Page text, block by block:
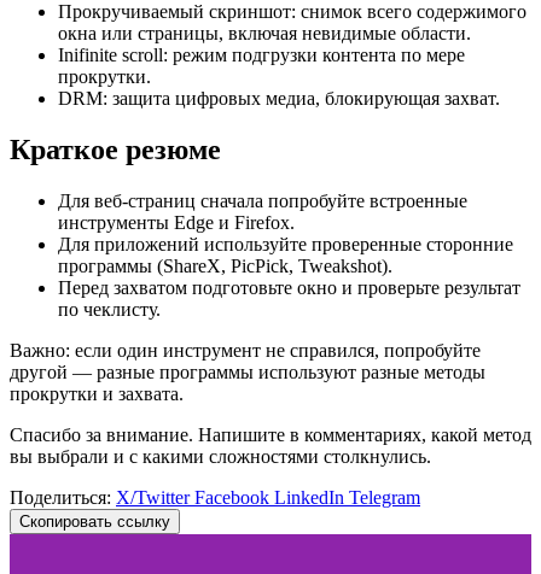
Прокручиваемый скриншот: снимок всего содержимого
окна или страницы, включая невидимые области.
Inifinite scroll: режим подгрузки контента по мере
прокрутки.
DRM: защита цифровых медиа, блокирующая захват.
Краткое резюме
Для веб-страниц сначала попробуйте встроенные
инструменты Edge и Firefox.
Для приложений используйте проверенные сторонние
программы (ShareX, PicPick, Tweakshot).
Перед захватом подготовьте окно и проверьте результат
по чеклисту.
Важно: если один инструмент не справился, попробуйте
другой — разные программы используют разные методы
прокрутки и захвата.
Спасибо за внимание. Напишите в комментариях, какой метод
вы выбрали и с какими сложностями столкнулись.
Поделиться: X/TwitterFacebook LinkedIn Telegram
Скопировать ссылку